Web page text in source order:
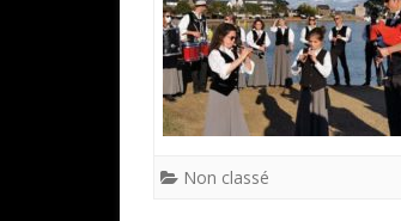
Non classé